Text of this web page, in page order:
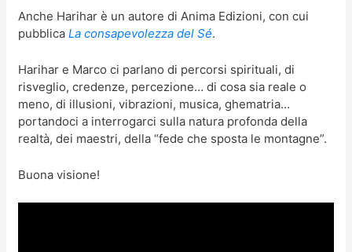
Anche Harihar è un autore di Anima Edizioni, con cui
pubblicaLa consapevolezza del Sé.
Harihar e Marco ci parlano di percorsi spirituali, di
risveglio, credenze, percezione… di cosa sia reale o
meno, di illusioni, vibrazioni, musica, ghematria…
portandoci a interrogarci sulla natura profonda della
realtà, dei maestri, della “fede che sposta le montagne”.
Buona visione!